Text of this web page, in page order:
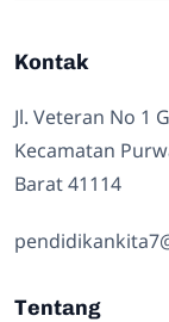
Kontak
Jl. Veteran No 1
Kecamatan
Barat 41114
Tentang